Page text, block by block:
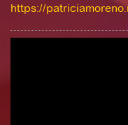
https://